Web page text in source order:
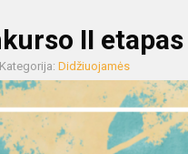
II etapas
Kategorija: Didžiuojamės